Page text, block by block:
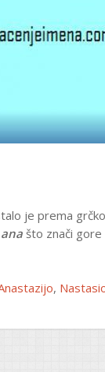
je prema
što znači gore
,